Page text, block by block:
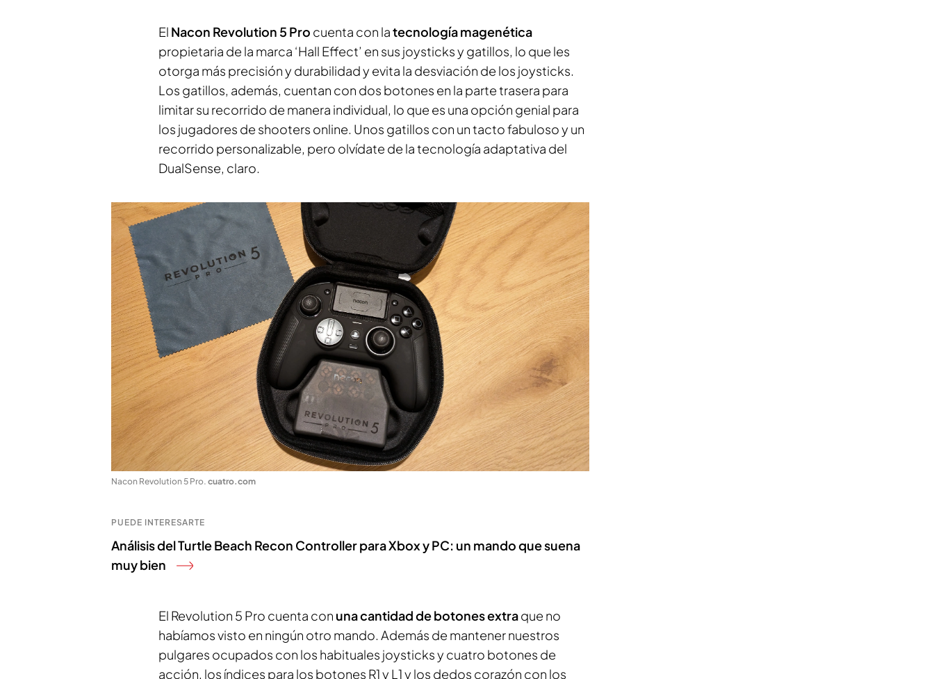
El Nacon Revolution 5 Pro cuenta con latecnología magenética
propietaria de la marca ‘Hall Effect’ en sus joysticks y gatillos, lo que les
otorga más precisión y durabilidad y evita la desviación de los joysticks.
Los gatillos, además, cuentan con dos botones en la parte trasera para
limitar su recorrido de manera individual, lo que es una opción genial para
los jugadores de shooters online. Unos gatillos con un tacto fabuloso y un
recorrido personalizable, pero olvídate de la tecnología adaptativa del
DualSense, claro.
Nacon Revolution 5 Pro. cuatro.com
PUEDE INTERESARTE
Análisis del Turtle Beach Recon Controller para Xbox y PC: un mando que suena
muy bien
El Revolution 5 Pro cuenta con una cantidad de botones extraque no
habíamos visto en ningún otro mando. Además de mantener nuestros
pulgares ocupados con los habituales joysticks y cuatro botones de
acción, los índices para los botones R1 y L1 y los dedos corazón con los